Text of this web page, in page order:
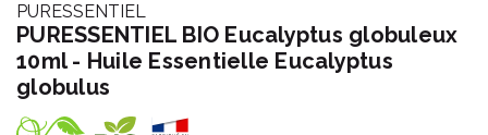
PURESSENTIEL
PURESSENTIEL BIO Eucalyptus globuleux
10ml - Huile Essentielle Eucalyptus
globulus